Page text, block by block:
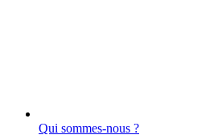
Qui sommes-nous ?